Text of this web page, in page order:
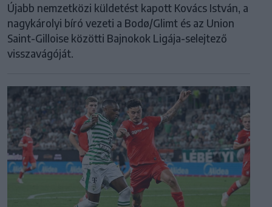
Újabb nemzetközi küldetést kapott Kovács István, a
nagykárolyi bíró vezeti a Bodø/Glimt és az Union
Saint-Gilloise közötti Bajnokok Ligája-selejtező
visszavágóját.